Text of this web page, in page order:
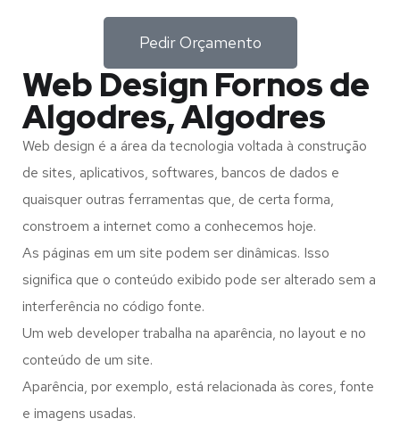
Pedir Orçamento
Web Design Fornos de
Algodres, Algodres
Web design é a área da tecnologia voltada à construção
de sites, aplicativos, softwares, bancos de dados e
quaisquer outras ferramentas que, de certa forma,
constroem a internet como a conhecemos hoje.
As páginas em um site podem ser dinâmicas. Isso
significa que o conteúdo exibido pode ser alterado sem a
interferência no código fonte.
Um web developer trabalha na aparência, no layout e no
conteúdo de um site.
Aparência, por exemplo, está relacionada às cores, fonte
e imagens usadas.